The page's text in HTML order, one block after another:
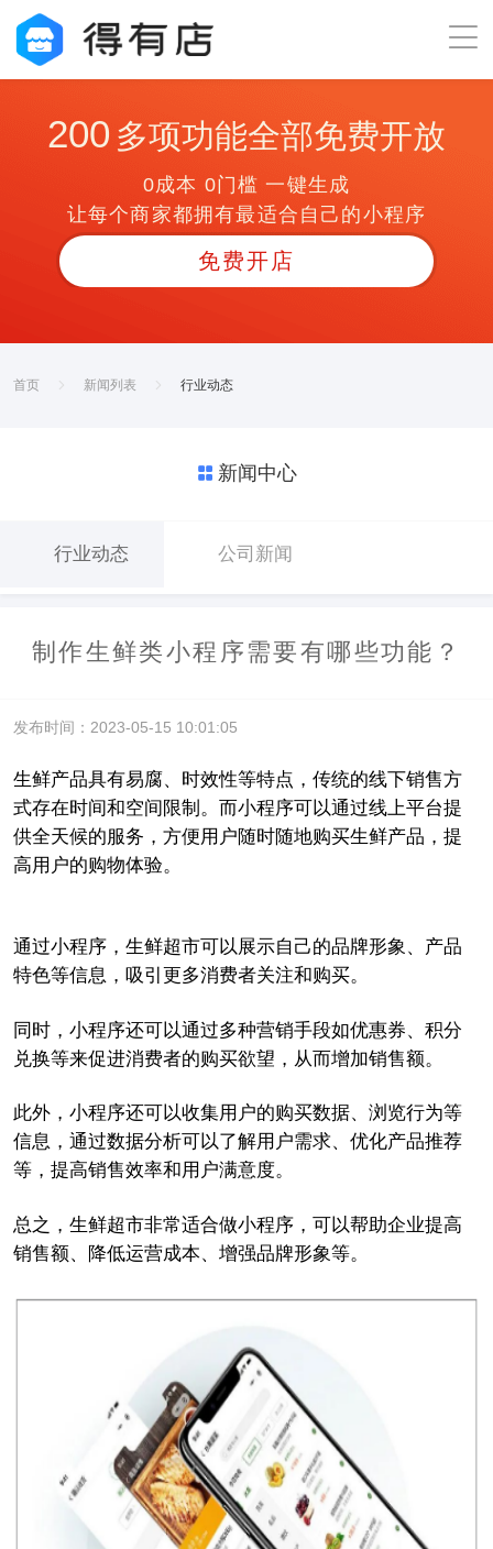
200 多项功能全部免费开放
0成本 0门槛 一键生成
让每个商家都拥有最适合自己的小程序
免费开店
首页 新闻列表 行业动态
新闻中心
行业动态 公司新闻
制作生鲜类小程序需要有哪些功能？
发布时间：2023-05-15 10:01:05
生鲜产品具有易腐、时效性等特点，传统的线下销售方
式存在时间和空间限制。而小程序可以通过线上平台提
供全天候的服务，方便用户随时随地购买生鲜产品，提
高用户的购物体验。
通过小程序，生鲜超市可以展示自己的品牌形象、产品
特色等信息，吸引更多消费者关注和购买。
同时，小程序还可以通过多种营销手段如优惠券、积分
兑换等来促进消费者的购买欲望，从而增加销售额。
此外，小程序还可以收集用户的购买数据、浏览行为等
信息，通过数据分析可以了解用户需求、优化产品推荐
等，提高销售效率和用户满意度。
总之，生鲜超市非常适合做小程序，可以帮助企业提高
销售额、降低运营成本、增强品牌形象等。